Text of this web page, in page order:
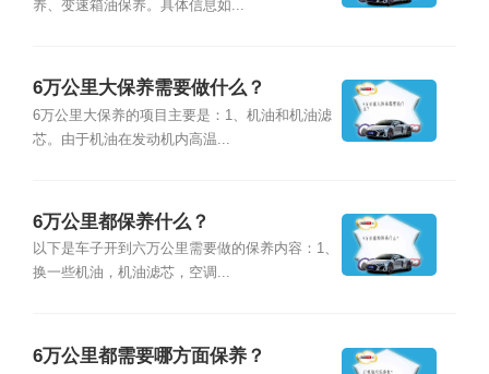
养、变速箱油保养。具体信息如...
6万公里大保养需要做什么？
6万公里大保养的项目主要是：1、机油和机油滤
芯。由于机油在发动机内高温...
6万公里都保养什么？
以下是车子开到六万公里需要做的保养内容：1、
换一些机油，机油滤芯，空调...
6万公里都需要哪方面保养？